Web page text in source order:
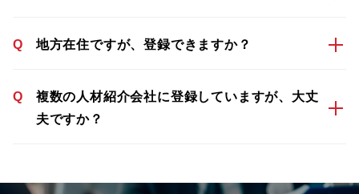
Q 地方在住ですが、登録できますか？
Q
複数の人材紹介会社に登録していますが、大丈
夫ですか？